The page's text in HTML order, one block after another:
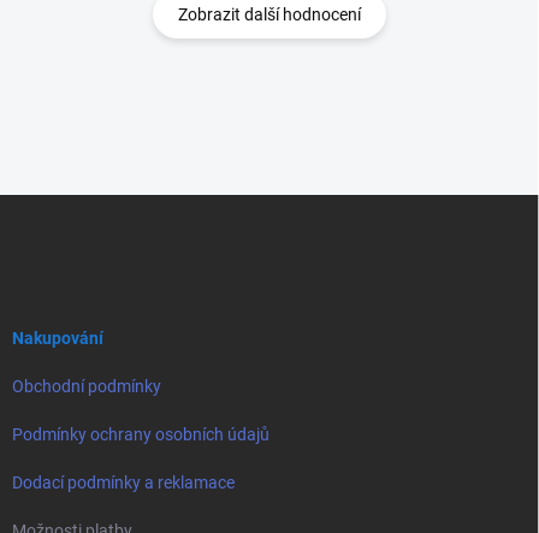
Zobrazit další hodnocení
Nakupování
Obchodní podmínky
Podmínky ochrany osobních údajů
Dodací podmínky a reklamace